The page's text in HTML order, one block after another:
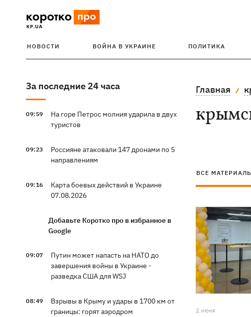
НОВОСТИ ВОЙНА В УКРАИНЕ ПОЛИТИКА
За последние 24 часа
09:59
На горе Петрос молния ударила в двух
туристов
09:23
Россияне атаковали 147 дронами по 5
направлениям
09:16
Карта боевых действий в Украине
07.08.2026
Добавьте Коротко про в избранное в
Google
09:07
Путин может напасть на НАТО до
завершения войны в Украине -
разведка США для WSJ
08:49
Взрывы в Крыму и удары в 1700 км от
границы: горят аэродром
Главная
ВСЕ
2 июня